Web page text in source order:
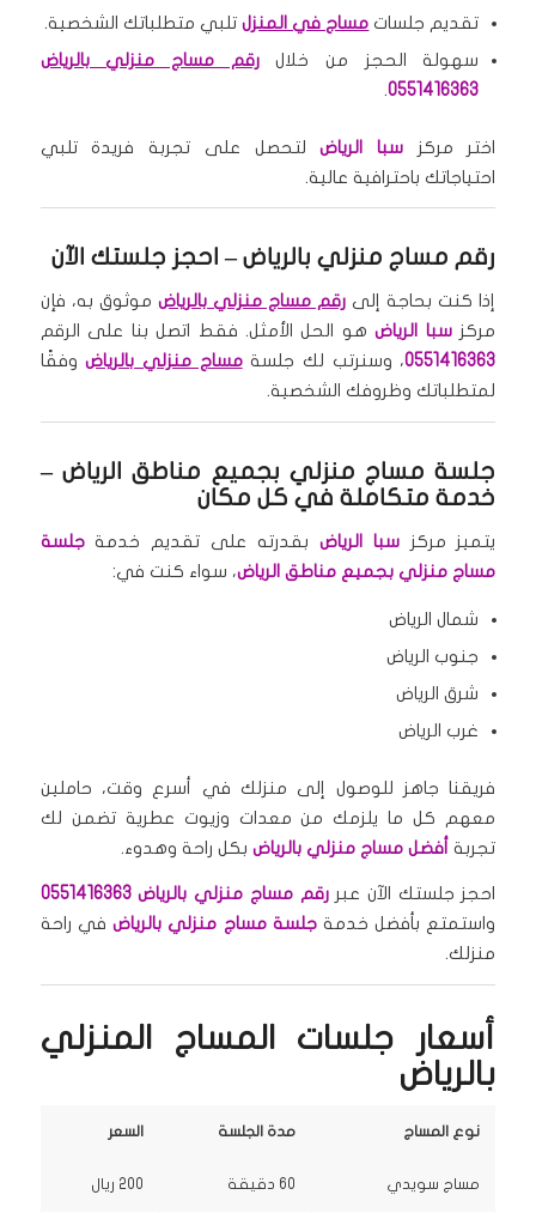
تقديم جلسات مساج في المنزلتلبي متطلباتك الشخصية.
سهولة الحجز من خلالرقم مساج منزلي بالرياض
0551416363
.
اختر مركزسبا الرياضلتحصل على تجربة فريدة تلبي
احتياجاتك باحترافية عالية.
رقم مساج منزلي بالرياض – احجز جلستك الآن
إذا كنت بحاجة إلى رقم مساج منزلي بالرياض موثوق به، فإن
مركزسبا الرياضهو الحل الأمثل. فقط اتصل بنا على الرقم
0551416363، وسنرتب لك جلسةمساج منزلي بالرياضوفقًا
لمتطلباتك وظروفك الشخصية.
جلسة مساج منزلي بجميع مناطق الرياض –
خدمة متكاملة في كل مكان
يتميز مركزسبا الرياض بقدرته على تقديم خدمةجلسة
مساج منزلي بجميع مناطق الرياض، سواء كنت في:
شمال الرياض
جنوب الرياض
شرق الرياض
غرب الرياض
فريقنا جاهز للوصول إلى منزلك في أسرع وقت، حاملين
معهم كل ما يلزمك من معدات وزيوت عطرية تضمن لك
تجربة أفضل مساج منزلي بالرياضبكل راحة وهدوء.
احجز جلستك الآن عبررقم مساج منزلي بالرياض 0551416363
واستمتع بأفضل خدمةجلسة مساج منزلي بالرياضفي راحة
منزلك.
أسعار جلسات المساج المنزلي
بالرياض
نوع المساج مدة الجلسة السعر
مساج سويدي 60 دقيقة 200 ريال